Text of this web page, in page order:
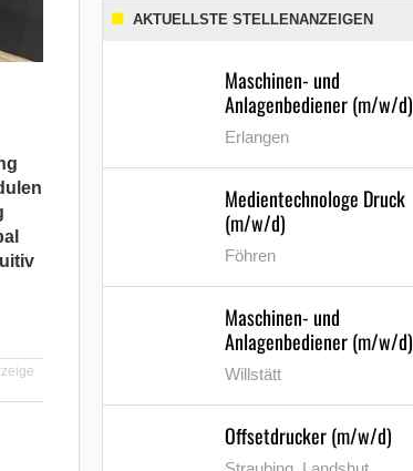
AKTUELLSTE STELLENANZEIGEN
Maschinen- und
Anlagenbediener (m/w/d)
Erlangen
Medientechnologe Druck
(m/w/d)
Föhren
Maschinen- und
Anlagenbediener (m/w/d)
Willstätt
Offsetdrucker (m/w/d)